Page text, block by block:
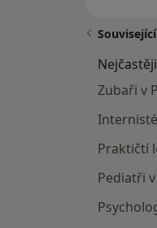
Zubaři v
Praktičtí
Pediatři